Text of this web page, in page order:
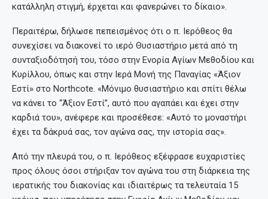
κατάλληλη στιγμή, έρχεται και φανερώνει το δίκαιο».
Περαιτέρω, δήλωσε πεπεισμένος ότι ο π. Ιερόθεος θα
συνεχίσει να διακονεί το ιερό Θυσιαστήριο μετά από τη
συνταξιοδότησή του, τόσο στην Ενορία Αγίων Μεθοδίου και
Κυρίλλου, όπως και στην Ιερά Μονή της Παναγίας «Άξιον
Εστί» στο Northcote. «Μόνιμο θυσιαστήριο και σπίτι θέλω
να κάνει το “Άξιον Εστί”, αυτό που αγαπάει και έχει στην
καρδιά του», ανέφερε και προσέθεσε: «Αυτό το μοναστήρι
έχει τα δάκρυά σας, τον αγώνα σας, την ιστορία σας».
Από την πλευρά του, ο π. Ιερόθεος εξέφρασε ευχαριστίες
προς όλους όσοι στήριξαν τον αγώνα του στη διάρκεια της
ιερατικής του διακονίας και ιδιαιτέρως τα τελευταία 15